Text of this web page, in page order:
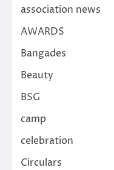
association news
AWARDS
Bangades
Beauty
BSG
camp
celebration
Circulars